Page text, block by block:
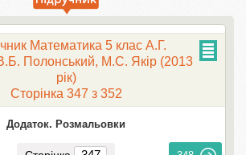
Математика 5 клас А.Г.
Полонський, М.С. Якір (2013
рік)
Сторінка 347 з 352
Додаток. Розмальовки